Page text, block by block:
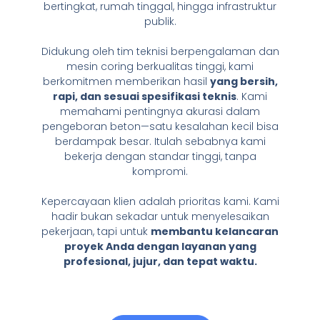
bertingkat, rumah tinggal, hingga infrastruktur
publik.
Didukung oleh tim teknisi berpengalaman dan
mesin coring berkualitas tinggi, kami
berkomitmen memberikan hasil yang bersih,
rapi, dan sesuai spesifikasi teknis. Kami
memahami pentingnya akurasi dalam
pengeboran beton—satu kesalahan kecil bisa
berdampak besar. Itulah sebabnya kami
bekerja dengan standar tinggi, tanpa
kompromi.
Kepercayaan klien adalah prioritas kami. Kami
hadir bukan sekadar untuk menyelesaikan
pekerjaan, tapi untuk membantu kelancaran
proyek Anda dengan layanan yang
profesional, jujur, dan tepat waktu.